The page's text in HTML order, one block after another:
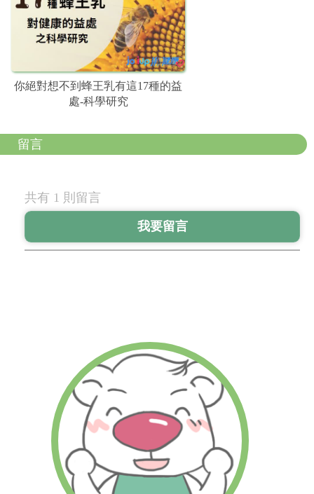
你絕對想不到蜂王乳有這17種的益
處-科學研究
留言
共有 1 則留言